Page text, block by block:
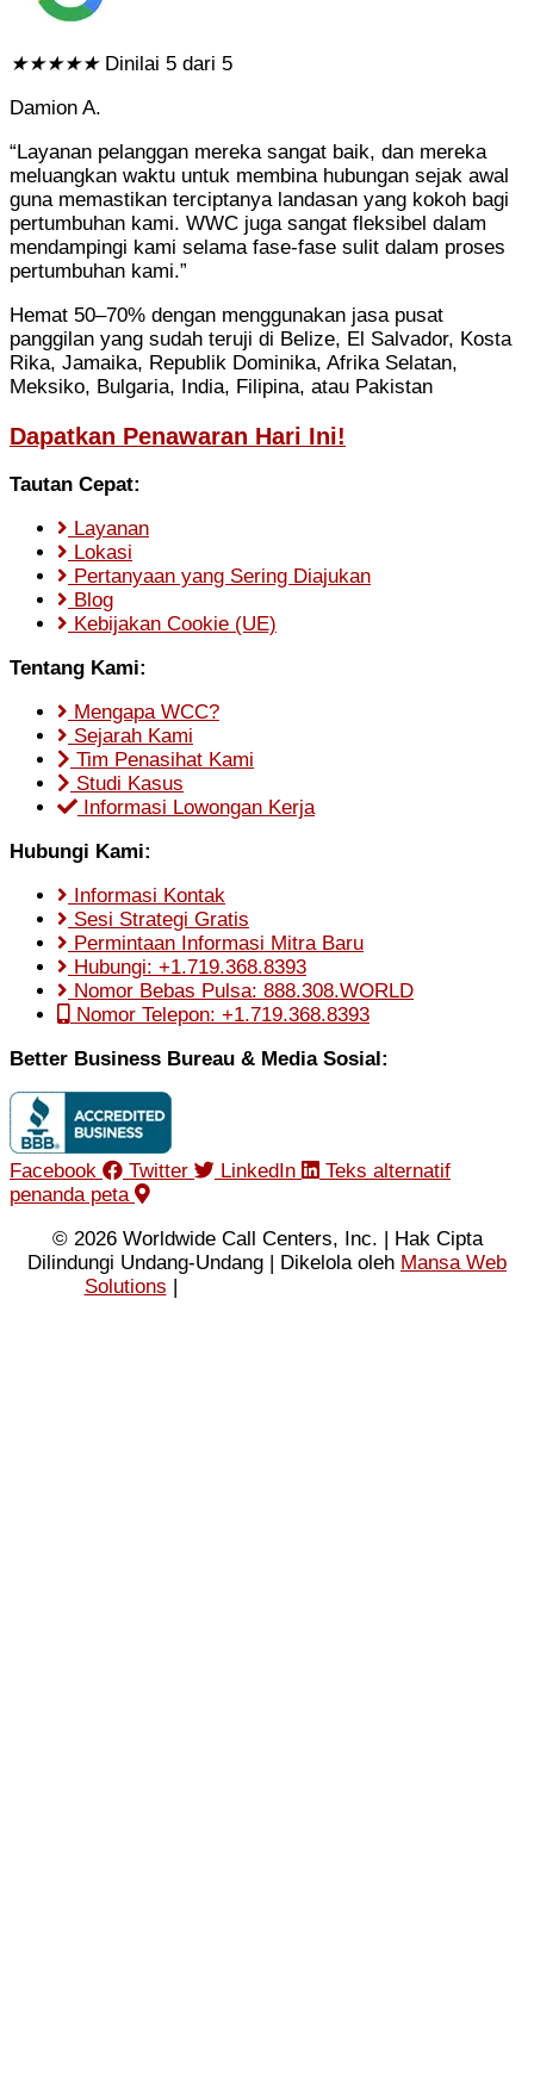
★★★★★ Dinilai 5 dari 5
Damion A.
“Layanan pelanggan mereka sangat baik, dan mereka
meluangkan waktu untuk membina hubungan sejak awal
guna memastikan terciptanya landasan yang kokoh bagi
pertumbuhan kami. WWC juga sangat fleksibel dalam
mendampingi kami selama fase-fase sulit dalam proses
pertumbuhan kami.”
Hemat 50–70% dengan menggunakan jasa pusat
panggilan yang sudah teruji di Belize, El Salvador, Kosta
Rika, Jamaika, Republik Dominika, Afrika Selatan,
Meksiko, Bulgaria, India, Filipina, atau Pakistan
Dapatkan Penawaran Hari Ini!
Tautan Cepat:
Layanan
Lokasi
Pertanyaan yang Sering Diajukan
Blog
Kebijakan Cookie (UE)
Tentang Kami:
Mengapa WCC?
Sejarah Kami
Tim Penasihat Kami
Studi Kasus
Informasi Lowongan Kerja
Hubungi Kami:
Informasi Kontak
Sesi Strategi Gratis
Permintaan Informasi Mitra Baru
Hubungi: +1.719.368.8393
Nomor Bebas Pulsa: 888.308.WORLD
Nomor Telepon: +1.719.368.8393
Better Business Bureau & Media Sosial:
Facebook Twitter LinkedIn
Teks alternatif
penanda peta
© 2026 Worldwide Call Centers, Inc. | Hak Cipta
Dilindungi Undang-Undang | Dikelola oleh Mansa Web
Solutions